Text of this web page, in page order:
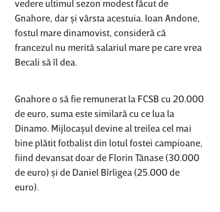
vedere ultimul sezon modest făcut de
Gnahore, dar şi vârsta acestuia. Ioan Andone,
fostul mare dinamovist, consideră că
francezul nu merită salariul mare pe care vrea
Becali să îl dea.
Gnahore o să fie remunerat la FCSB cu 20.000
de euro, suma este similară cu ce lua la
Dinamo. Mijlocaşul devine al treilea cel mai
bine plătit fotbalist din lotul fostei campioane,
fiind devansat doar de Florin Tănase (30.000
de euro) şi de Daniel Bîrligea (25.000 de
euro).